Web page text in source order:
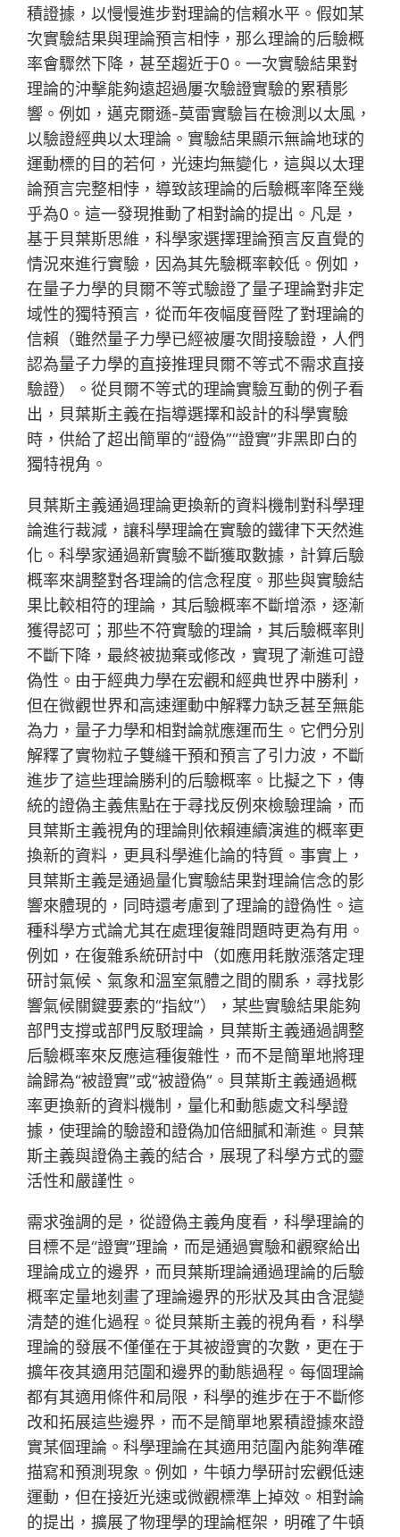
積證據，以慢慢進步對理論的信賴水平。假如某
次實驗結果與理論預言相悖，那么理論的后驗概
率會驟然下降，甚至趨近于0。一次實驗結果對
理論的沖擊能夠遠超過屢次驗證實驗的累積影
響。例如，邁克爾遜-莫雷實驗旨在檢測以太風，
以驗證經典以太理論。實驗結果顯示無論地球的
運動標的目的若何，光速均無變化，這與以太理
論預言完整相悖，導致該理論的后驗概率降至幾
乎為0。這一發現推動了相對論的提出。凡是，
基于貝葉斯思維，科學家選擇理論預言反直覺的
情況來進行實驗，因為其先驗概率較低。例如，
在量子力學的貝爾不等式驗證了量子理論對非定
域性的獨特預言，從而年夜幅度晉陞了對理論的
信賴（雖然量子力學已經被屢次間接驗證，人們
認為量子力學的直接推理貝爾不等式不需求直接
驗證）。從貝爾不等式的理論實驗互動的例子看
出，貝葉斯主義在指導選擇和設計的科學實驗
時，供給了超出簡單的“證偽”“證實”非黑即白的
獨特視角。
貝葉斯主義通過理論更換新的資料機制對科學理
論進行裁減，讓科學理論在實驗的鐵律下天然進
化。科學家通過新實驗不斷獲取數據，計算后驗
概率來調整對各理論的信念程度。那些與實驗結
果比較相符的理論，其后驗概率不斷增添，逐漸
獲得認可；那些不符實驗的理論，其后驗概率則
不斷下降，最終被拋棄或修改，實現了漸進可證
偽性。由于經典力學在宏觀和經典世界中勝利，
但在微觀世界和高速運動中解釋力缺乏甚至無能
為力，量子力學和相對論就應運而生。它們分別
解釋了實物粒子雙縫干預和預言了引力波，不斷
進步了這些理論勝利的后驗概率。比擬之下，傳
統的證偽主義焦點在于尋找反例來檢驗理論，而
貝葉斯主義視角的理論則依賴連續演進的概率更
換新的資料，更具科學進化論的特質。事實上，
貝葉斯主義是通過量化實驗結果對理論信念的影
響來體現的，同時還考慮到了理論的證偽性。這
種科學方式論尤其在處理復雜問題時更為有用。
例如，在復雜系統研討中（如應用耗散漲落定理
研討氣候、氣象和溫室氣體之間的關系，尋找影
響氣候關鍵要素的“指紋”），某些實驗結果能夠
部門支撐或部門反駁理論，貝葉斯主義通過調整
后驗概率來反應這種復雜性，而不是簡單地將理
論歸為“被證實”或“被證偽”。貝葉斯主義通過概
率更換新的資料機制，量化和動態處文科學證
據，使理論的驗證和證偽加倍細膩和漸進。貝葉
斯主義與證偽主義的結合，展現了科學方式的靈
活性和嚴謹性。
需求強調的是，從證偽主義角度看，科學理論的
目標不是“證實”理論，而是通過實驗和觀察給出
理論成立的邊界，而貝葉斯理論通過理論的后驗
概率定量地刻畫了理論邊界的形狀及其由含混變
清楚的進化過程。從貝葉斯主義的視角看，科學
理論的發展不僅僅在于其被證實的次數，更在于
擴年夜其適用范圍和邊界的動態過程。每個理論
都有其適用條件和局限，科學的進步在于不斷修
改和拓展這些邊界，而不是簡單地累積證據來證
實某個理論。科學理論在其適用范圍內能夠準確
描寫和預測現象。例如，牛頓力學研討宏觀低速
運動，但在接近光速或微觀標準上掉效。相對論
的提出，擴展了物理學的理論框架，明確了牛頓